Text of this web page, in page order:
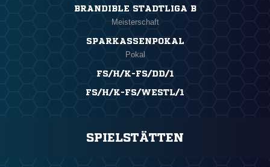
BRANDIBLE STADTLIGA B
Meisterschaft
SPARKASSENPOKAL
Pokal
FS/H/K-FS/DD/1
FS/H/K-FS/WESTL/1
SPIELSTÄTTEN